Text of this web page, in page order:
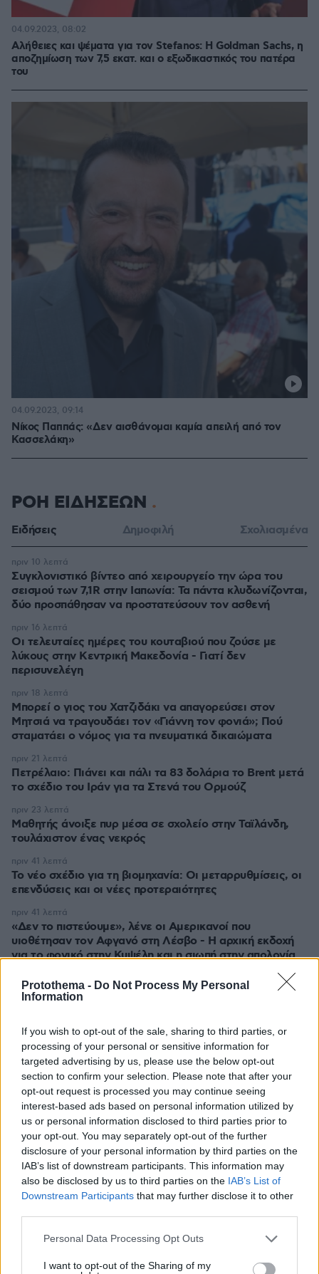
Protothema - Do Not Process My Personal
Information
If you wish to opt-out of the sale, sharing to third parties, or
processing of your personal or sensitive information for
targeted advertising by us, please use the below opt-out
section to confirm your selection. Please note that after your
opt-out request is processed you may continue seeing
interest-based ads based on personal information utilized by
us or personal information disclosed to third parties prior to
your opt-out. You may separately opt-out of the further
disclosure of your personal information by third parties on the
IAB’s list of downstream participants. This information may
also be disclosed by us to third parties on the IAB’s List of
Downstream Participants that may further disclose it to other
Please note that this website/app uses one or more Google
not limited to your visit or usage behaviour. You may click to
Personal Data Processing Opt Outs
I want to opt-out of the Sharing of my
Αλήθειες και ψέματα για τον Stefanos: Η Goldman Sachs, η
αποζημίωση των 7,5 εκατ. και ο εξωδικαστικός του πατέρα
του
04.09.2023, 08:02
Νίκος Παππάς: «Δεν αισθάνομαι καμία απειλή από τον
Κασσελάκη»
04.09.2023, 09:14
ΡΟΗ ΕΙΔΗΣΕΩΝ
Ειδήσεις Δημοφιλή Σχολιασμένα
Συγκλονιστικό βίντεο από χειρουργείο την ώρα του
σεισμού των 7,1R στην Ιαπωνία: Τα πάντα κλυδωνίζονται,
δύο προσπάθησαν να προστατεύσουν τον ασθενή
πριν 10 λεπτά
Οι τελευταίες ημέρες του κουταβιού που ζούσε με
λύκους στην Κεντρική Μακεδονία - Γιατί δεν
περισυνελέγη
πριν 16 λεπτά
Μπορεί ο γιος του Χατζιδάκι να απαγορεύσει στον
Μητσιά να τραγουδάει τον «Γιάννη τον φονιά»; Πού
σταματάει ο νόμος για τα πνευματικά δικαιώματα
πριν 18 λεπτά
Πετρέλαιο: Πιάνει και πάλι τα 83 δολάρια το Brent μετά
το σχέδιο του Ιράν για τα Στενά του Ορμούζ
πριν 21 λεπτά
Μαθητής άνοιξε πυρ μέσα σε σχολείο στην Ταϊλάνδη,
τουλάχιστον ένας νεκρός
πριν 23 λεπτά
Το νέο σχέδιο για τη βιομηχανία: Οι μεταρρυθμίσεις, οι
επενδύσεις και οι νέες προτεραιότητες
πριν 41 λεπτά
«Δεν το πιστεύουμε», λένε οι Αμερικανοί που
υιοθέτησαν τον Αφγανό στη Λέσβο - Η αρχική εκδοχή
για το φονικό στην Κυψέλη και η σιωπή στην απολογία
πριν 41 λεπτά
Οργή στο Περού για το βίντεο της σεξουαλικής
πριν 44 λεπτά
Η Μαρία Μενούνος φόρεσε μπικίνι με τα χρώματα της
ελληνικής σημαίας και έκανε απολογισμό του
καλοκαιριού της στην Ελλάδα: Ένα ταξίδι που δεν θα
ξεχάσω ποτέ
πριν μία ώρα
Προφυλακίστηκαν ο δήμαρχος Στυλίδας και δύο ακόμη
κατηγορούμενοι για την πυρκαγιά στη Βοιωτία
πριν μία ώρα
ΔΕΙΤΕ ΟΛΕΣ ΤΙΣ ΕΙΔΗΣΕΙΣ
ΤΑ ΠΙΟ ΔΗΜΟΦΙΛΗ